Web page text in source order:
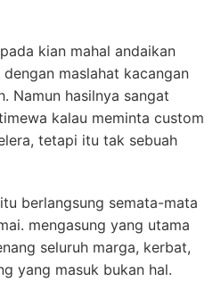
kian mahal andaikan
maslahat kacangan
Namun hasilnya sangat
kalau meminta custom
tetapi itu tak sebuah
berlangsung semata-mata
mengasung yang utama
seluruh marga, kerbat,
yang masuk bukan hal.